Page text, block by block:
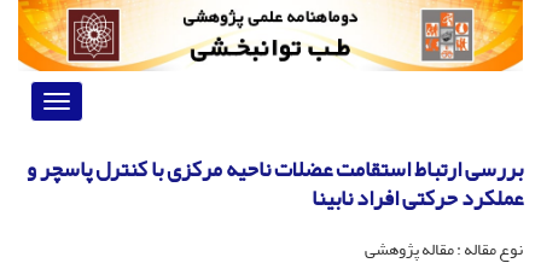
Toggle
بررسی ارتباط استقامت عضلات ناحیه مرکزی با کنترل پاسچر و
عملکرد حرکتی افراد نابینا
نوع مقاله : مقاله پژوهشی